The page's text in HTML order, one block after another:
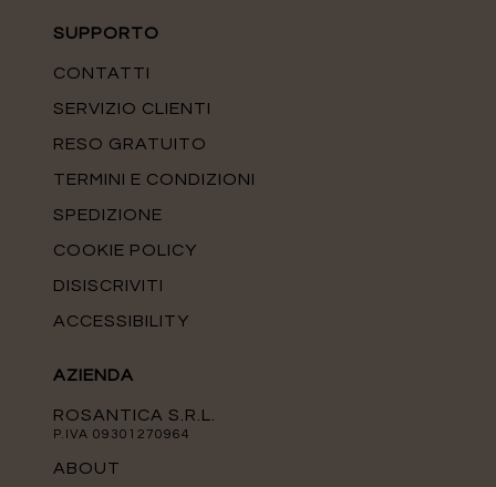
SUPPORTO
CONTATTI
SERVIZIO CLIENTI
RESO GRATUITO
TERMINI E CONDIZIONI
SPEDIZIONE
COOKIE POLICY
DISISCRIVITI
ACCESSIBILITY
AZIENDA
ROSANTICA S.R.L.
P.IVA 09301270964
ABOUT